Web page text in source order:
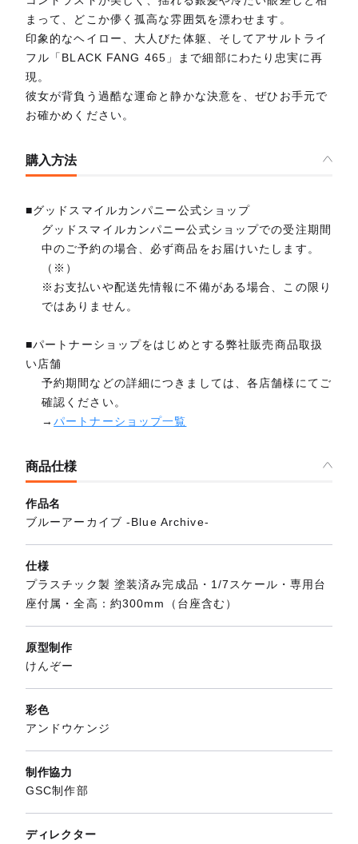
まって、どこか儚く孤高な雰囲気を漂わせます。
印象的なヘイロー、大人びた体躯、そしてアサルトライ
フル「BLACK FANG 465」まで細部にわたり忠実に再
現。
彼女が背負う過酷な運命と静かな決意を、ぜひお手元で
お確かめください。
購入方法
■グッドスマイルカンパニー公式ショップ
グッドスマイルカンパニー公式ショップでの受注期間
中のご予約の場合、必ず商品をお届けいたします。
（※）
※お支払いや配送先情報に不備がある場合、この限り
ではありません。
■パートナーショップをはじめとする弊社販売商品取扱
い店舗
予約期間などの詳細につきましては、各店舗様にてご
確認ください。
→パートナーショップ一覧
商品仕様
作品名
ブルーアーカイブ -Blue Archive-
仕様
プラスチック製 塗装済み完成品・1/7スケール・専用台
座付属・全高：約300mm（台座含む）
原型制作
けんぞー
彩色
アンドウケンジ
制作協力
GSC制作部
ディレクター